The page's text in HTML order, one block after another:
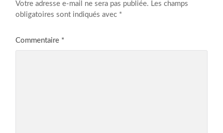
Votre adresse e-mail ne sera pas publiée. Les champs
obligatoires sont indiqués avec *
Commentaire *